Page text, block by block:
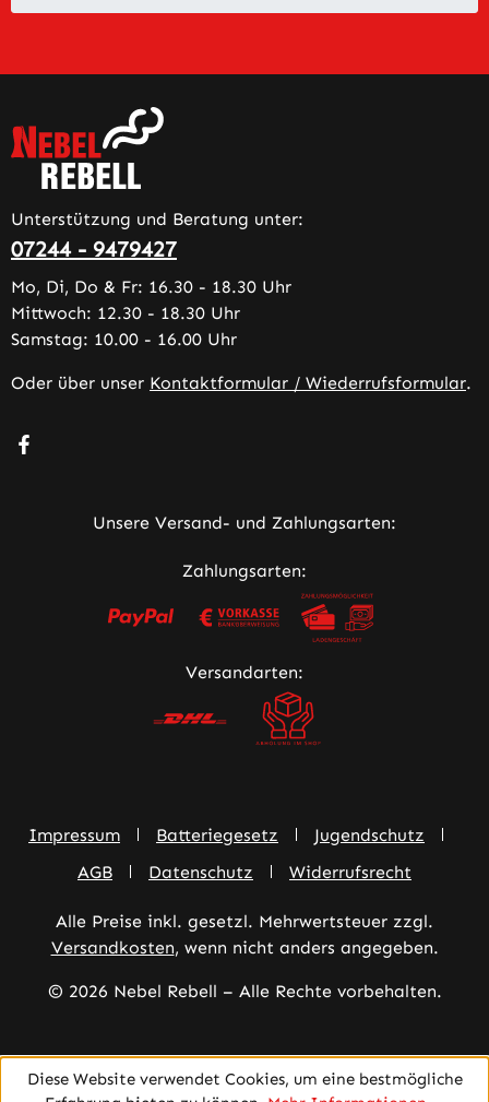
Unterstützung und Beratung unter:
07244 - 9479427
Mo, Di, Do & Fr: 16.30 - 18.30 Uhr
Mittwoch: 12.30 - 18.30 Uhr
Samstag: 10.00 - 16.00 Uhr
Oder über unser Kontaktformular / Wiederrufsformular.
Besuche uns auf Facebook – öffnet in neuem Tab
Unsere Versand- und Zahlungsarten:
Zahlungsarten:
Versandarten:
Impressum Batteriegesetz
Jugendschutz
AGB
Datenschutz Widerrufsrecht
Alle Preise inkl. gesetzl. Mehrwertsteuer zzgl.
Versandkosten, wenn nicht anders angegeben.
© 2026 Nebel Rebell – Alle Rechte vorbehalten.
Diese Website verwendet Cookies, um eine bestmögliche